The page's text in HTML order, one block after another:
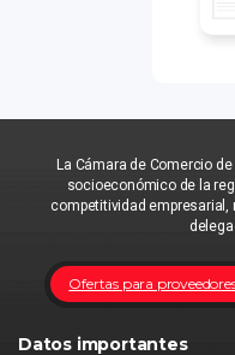
La Cámara de Comercio
socioeconómico de la
competitividad
Ofertas para
Datos importantes